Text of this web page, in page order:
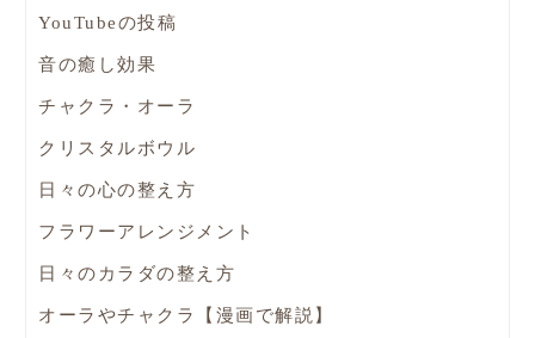
YouTubeの投稿
音の癒し効果
チャクラ・オーラ
クリスタルボウル
日々の心の整え方
フラワーアレンジメント
日々のカラダの整え方
オーラやチャクラ【漫画で解説】